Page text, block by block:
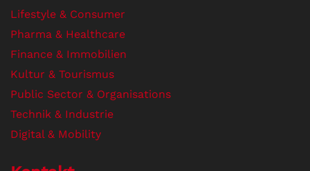
Lifestyle & Consumer
Pharma & Healthcare
Finance & Immobilien
Kultur & Tourismus
Public Sector & Organisations
Technik & Industrie
Digital & Mobility